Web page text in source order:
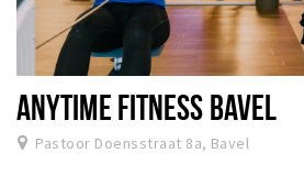
ANYTIME FITNESS BAVEL
Pastoor Doensstraat 8a, Bavel